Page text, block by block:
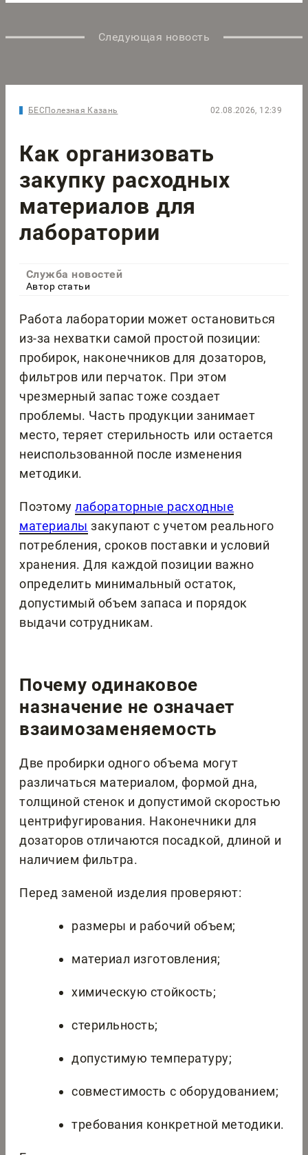
Следующая новость
БЕСПолезная Казань 02.08.2026, 12:39
Как организовать
закупку расходных
материалов для
лаборатории
Служба новостей
Автор статьи
Работа лаборатории может остановиться
из-за нехватки самой простой позиции:
пробирок, наконечников для дозаторов,
фильтров или перчаток. При этом
чрезмерный запас тоже создает
проблемы. Часть продукции занимает
место, теряет стерильность или остается
неиспользованной после изменения
методики.
Поэтомулабораторные расходные
материалы закупают с учетом реального
потребления, сроков поставки и условий
хранения. Для каждой позиции важно
определить минимальный остаток,
допустимый объем запаса и порядок
выдачи сотрудникам.
Почему одинаковое
назначение не означает
взаимозаменяемость
Две пробирки одного объема могут
различаться материалом, формой дна,
толщиной стенок и допустимой скоростью
центрифугирования. Наконечники для
дозаторов отличаются посадкой, длиной и
наличием фильтра.
Перед заменой изделия проверяют:
размеры и рабочий объем;
материал изготовления;
химическую стойкость;
стерильность;
допустимую температуру;
совместимость с оборудованием;
требования конкретной методики.